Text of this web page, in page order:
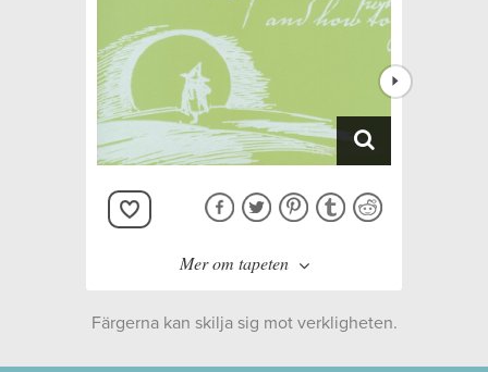
Mer om tapeten
Färgerna kan skilja sig mot verkligheten.